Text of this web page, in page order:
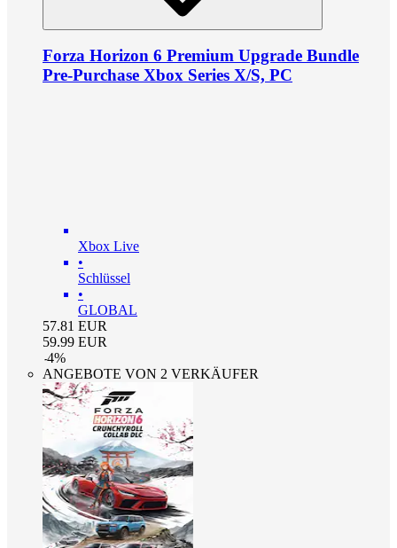
Forza Horizon 6 Premium Upgrade Bundle
Pre-Purchase Xbox Series X/S, PC
Xbox Live
•
Schlüssel
•
GLOBAL
57.81 EUR
59.99 EUR
-4%
ANGEBOTE VON 2 VERKÄUFER